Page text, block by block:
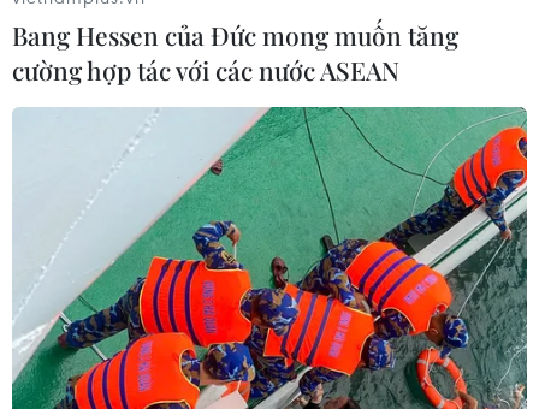
Thổ Nhĩ Kỳ: Nga đã nhất trí gia hạn Thỏa
Bang Hessen của Đức mong muốn tăng
cường hợp tác với các nước ASEAN